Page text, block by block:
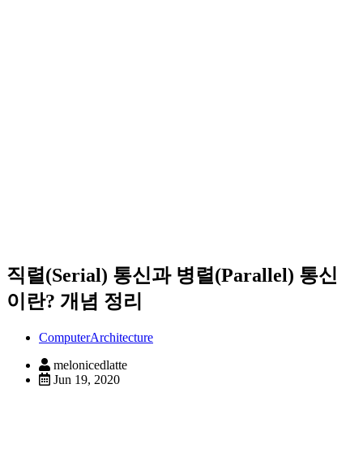
직렬(Serial) 통신과 병렬(Parallel) 통신
이란? 개념 정리
ComputerArchitecture
melonicedlatte
Jun 19, 2020